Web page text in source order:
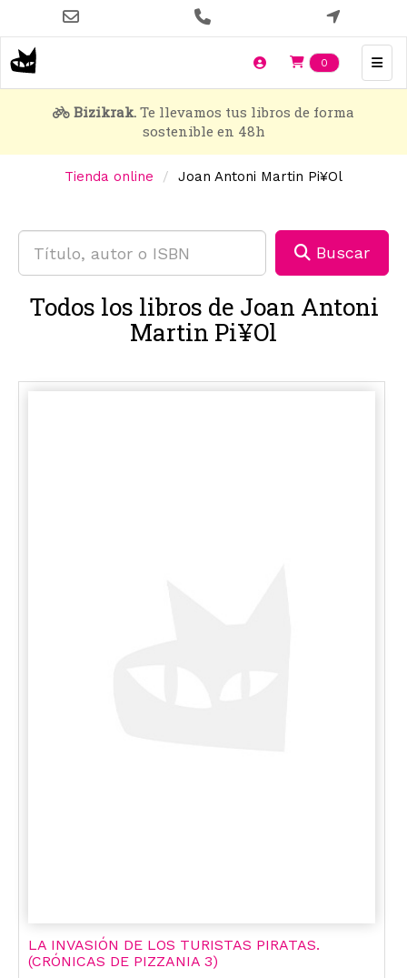
contenido
principal
0 Items en
Bizikrak. Te llevamos tus libros de forma
sostenible en 48h
Tienda online Joan Antoni Martin Pi¥Ol
Buscar
Todos los libros de Joan Antoni
Martin Pi¥Ol
LA INVASIÓN DE LOS TURISTAS PIRATAS.
(CRÓNICAS DE PIZZANIA 3)